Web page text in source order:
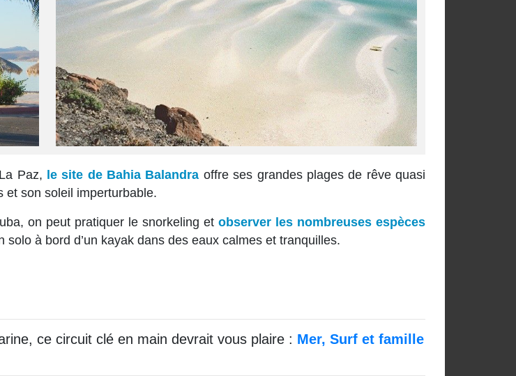
Paz, le site de Bahia Balandra offre ses grandes plages de rêve quasi
et son soleil imperturbable.
on peut pratiquer le snorkeling et observer les nombreuses espèces
solo à bord d’un kayak dans des eaux calmes et tranquilles.
ce circuit clé en main devrait vous plaire : Mer, Surf et famille